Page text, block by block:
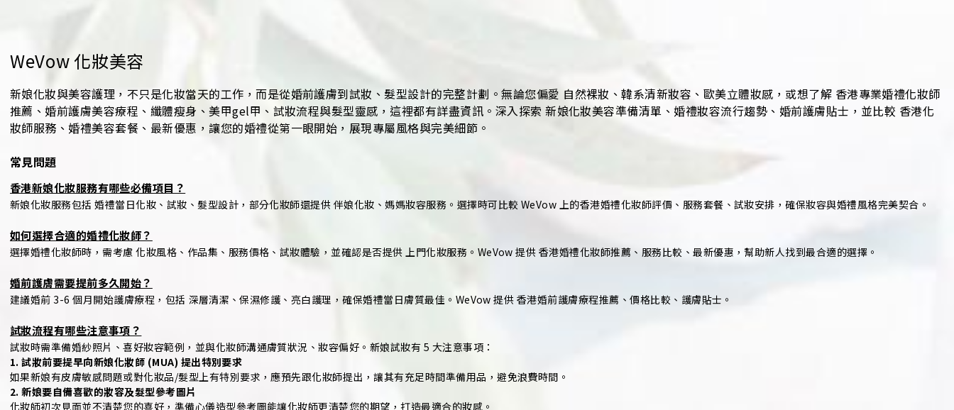
WeVow 化妝美容
新娘化妝與美容護理，不只是化妝當天的工作，而是從婚前護膚到試妝、髮型設計的完整計劃。無論您偏愛 自然裸妝、韓系清新妝容、歐美立體妝感，或想了解 香港專業婚禮化妝師
推薦、婚前護膚美容療程、纖體瘦身、美甲gel甲、試妝流程與髮型靈感，這裡都有詳盡資訊。深入探索 新娘化妝美容準備清單、婚禮妝容流行趨勢、婚前護膚貼士，並比較 香港化
妝師服務、婚禮美容套餐、最新優惠，讓您的婚禮從第一眼開始，展現專屬風格與完美細節。
常見問題
香港新娘化妝服務有哪些必備項目？
新娘化妝服務包括 婚禮當日化妝、試妝、髮型設計，部分化妝師還提供 伴娘化妝、媽媽妝容服務。選擇時可比較 WeVow 上的香港婚禮化妝師評價、服務套餐、試妝安排，確保妝容與婚禮風格完美契合。
如何選擇合適的婚禮化妝師？
選擇婚禮化妝師時，需考慮 化妝風格、作品集、服務價格、試妝體驗，並確認是否提供 上門化妝服務。WeVow 提供 香港婚禮化妝師推薦、服務比較、最新優惠，幫助新人找到最合適的選擇。
婚前護膚需要提前多久開始？
建議婚前 3-6 個月開始護膚療程，包括 深層清潔、保濕修護、亮白護理，確保婚禮當日膚質最佳。WeVow 提供 香港婚前護膚療程推薦、價格比較、護膚貼士。
試妝流程有哪些注意事項？
試妝時需準備婚紗照片、喜好妝容範例，並與化妝師溝通膚質狀況、妝容偏好。新娘試妝有 5 大注意事項：
1. 試妝前要提早向新娘化妝師 (MUA) 提出特別要求
如果新娘有皮膚敏感問題或對化妝品/髮型上有特別要求，應預先跟化妝師提出，讓其有充足時間準備用品，避免浪費時間。
2. 新娘要自備喜歡的妝容及髮型參考圖片
化妝師初次見面並不清楚您的喜好，準備心儀造型參考圖能讓化妝師更清楚您的期望，打造最適合的妝感。